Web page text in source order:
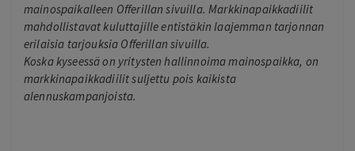
mainospaikalleen Offerillan sivuilla. Markkinapaikkadiilit
mahdollistavat kuluttajille entistäkin laajemman tarjonnan
erilaisia tarjouksia Offerillan sivuilla.
Koska kyseessä on yritysten hallinnoima mainospaikka, on
markkinapaikkadiilit suljettu pois kaikista
alennuskampanjoista.